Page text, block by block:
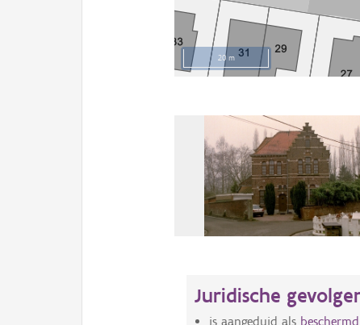
20 m
Juridische
is aangeduid als